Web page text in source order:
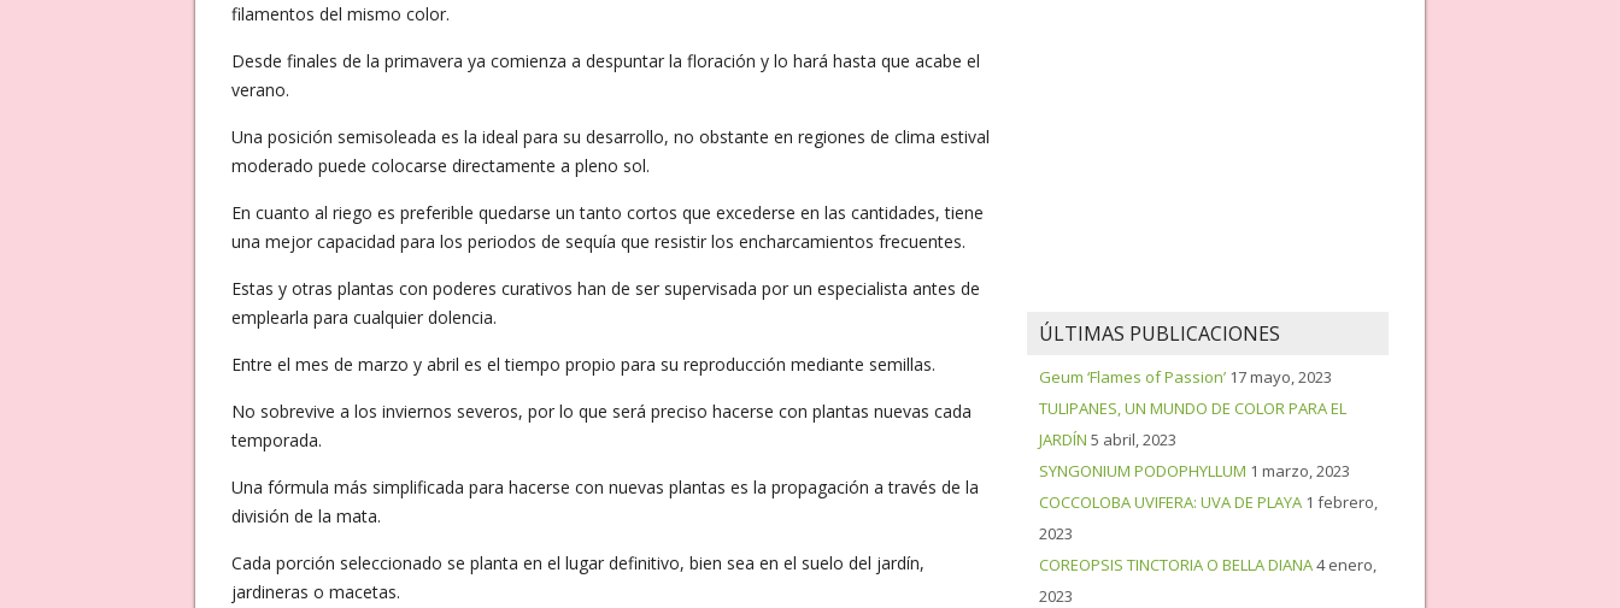
filamentos del mismo color.
Desde finales de la primavera ya comienza a despuntar la floración y lo hará hasta que acabe el
verano.
Una posición semisoleada es la ideal para su desarrollo, no obstante en regiones de clima estival
moderado puede colocarse directamente a pleno sol.
En cuanto al riego es preferible quedarse un tanto cortos que excederse en las cantidades, tiene
una mejor capacidad para los periodos de sequía que resistir los encharcamientos frecuentes.
Estas y otras plantas con poderes curativos han de ser supervisada por un especialista antes de
emplearla para cualquier dolencia.
Entre el mes de marzo y abril es el tiempo propio para su reproducción mediante semillas.
No sobrevive a los inviernos severos, por lo que será preciso hacerse con plantas nuevas cada
temporada.
Una fórmula más simplificada para hacerse con nuevas plantas es la propagación a través de la
división de la mata.
Cada porción seleccionado se planta en el lugar definitivo, bien sea en el suelo del jardín,
jardineras o macetas.
ÚLTIMAS PUBLICACIONES
Geum ‘Flames of Passion’ 17 mayo, 2023
TULIPANES, UN MUNDO DE COLOR PARA EL
JARDÍN 5 abril, 2023
SYNGONIUM PODOPHYLLUM 1 marzo, 2023
COCCOLOBA UVIFERA: UVA DE PLAYA 1 febrero,
2023
COREOPSIS TINCTORIA O BELLA DIANA4 enero,
2023